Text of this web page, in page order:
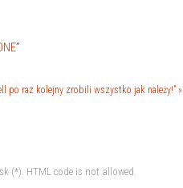
po raz kolejny zrobili wszystko jak należy!” »
(*). HTML code is not allowed.